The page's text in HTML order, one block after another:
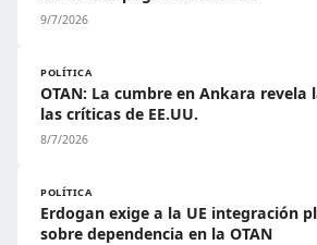
9/7/2026
POLÍTICA
OTAN: La cumbre en Ankara revela
las críticas de EE.UU.
8/7/2026
POLÍTICA
Erdogan exige a la UE integración
sobre dependencia en la OTAN